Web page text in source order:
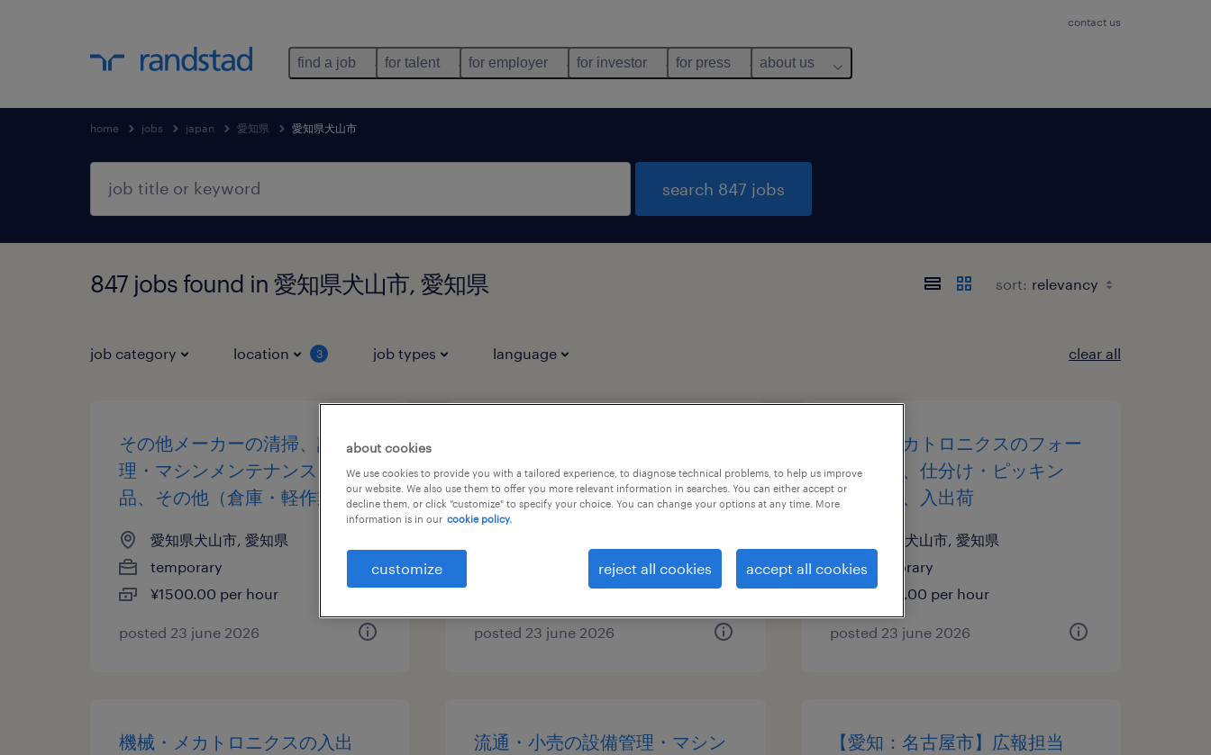
contact us
find a job for talent for employer for investor for press about us
home jobs japan 愛知県 愛知県犬山市
search 847 jobs
847 jobs found in 愛知県犬山市, 愛知県 sort:
job category location 3 job types language clear all
その他メーカーの清掃、設備管
理・マシンメンテナンス、検
品、その他（倉庫・軽作業）
愛知県犬山市, 愛知県
temporary
¥1500.00 per hour
posted 23 june 2026
荷、仕分け・ピッキング・梱
包、検品、フォークリフト
¥1600.00 per hour
posted 23 june 2026
機械・メカトロニクスのフォー
クリフト、仕分け・ピッキン
グ・梱包、入出荷
愛知県犬山市, 愛知県
temporary
¥1800.00 per hour
posted 23 june 2026
機械・メカトロニクスの入出
流通・小売の設備管理・マシン
【愛知：名古屋市】広報担当
about cookies
We use cookies to provide you with a tailored experience, to diagnose technical problems, to help us improve
our website. We also use them to offer you more relevant information in searches. You can either accept or
decline them, or click "customize" to specify your choice. You can change your options at any time. More
information is in our cookie policy.
customize reject all cookies accept all cookies